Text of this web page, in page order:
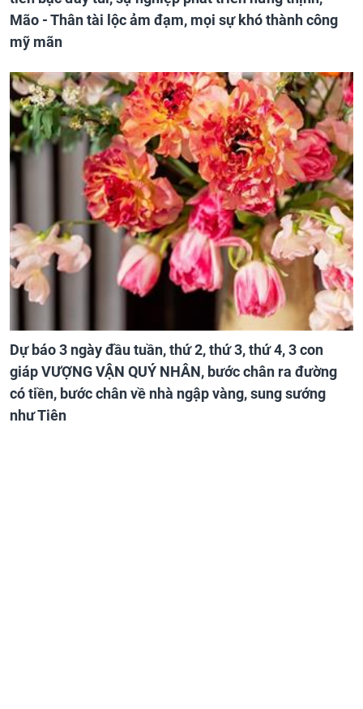
Mão - Thân tài lộc ảm đạm, mọi sự khó thành công
mỹ mãn
Dự báo 3 ngày đầu tuần, thứ 2, thứ 3, thứ 4, 3 con
giáp VƯỢNG VẬN QUÝ NHÂN, bước chân ra đường
có tiền, bước chân về nhà ngập vàng, sung sướng
như Tiên